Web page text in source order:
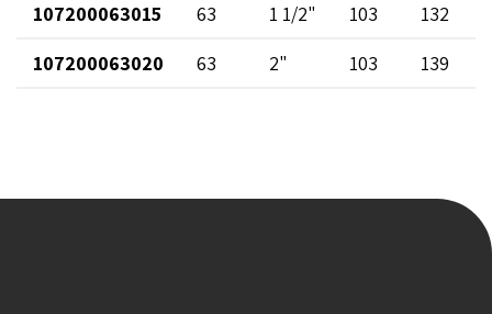
107200063015
63 1 1/2" 103
132
107200063020
63 2" 103 139